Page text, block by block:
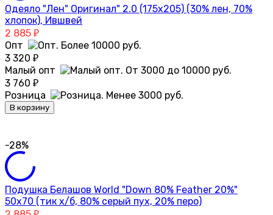
Одеяло "Лен" Оригинал" 2.0 (175х205) (30% лен, 70%
хлопок), Ившвей
2 885 ₽
Опт
3 320 ₽
Малый опт
3 760 ₽
Розница
В корзину
-28%
Подушка Белашов World "Down 80% Feather 20%"
50х70 (тик х/б, 80% серый пух, 20% перо)